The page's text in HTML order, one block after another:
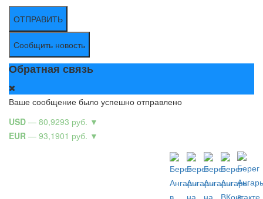
ОТПРАВИТЬ
Сообщить новость
Обратная связь
Ваше сообщение было успешно отправлено
USD — 80,9293 руб. ▼
EUR — 93,1901 руб. ▼